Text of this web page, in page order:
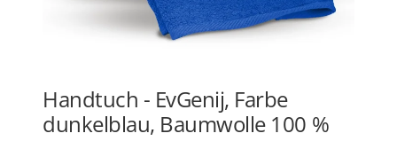
Handtuch - EvGenij, Farbe
dunkelblau, Baumwolle 100 %